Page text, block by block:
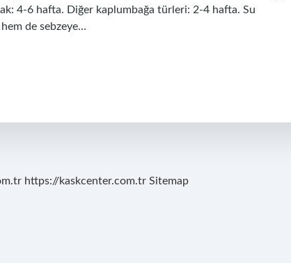
4-6 hafta. Diğer kaplumbağa türleri: 2-4 hafta. Su
de sebzeye…
https://kaskcenter.com.tr Sitemap